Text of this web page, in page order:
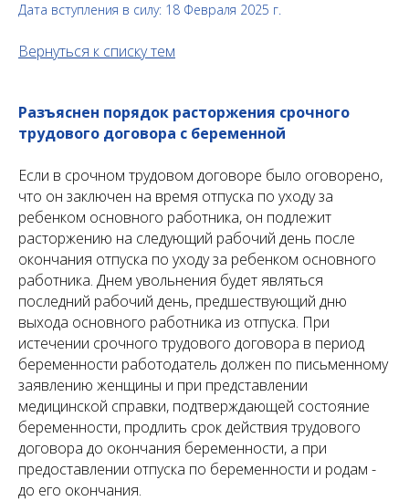
Дата вступления в силу: 18 Февраля 2025 г.
Вернуться к списку тем
Разъяснен порядок расторжения срочного
трудового договора с беременной
Если в срочном трудовом договоре было оговорено,
что он заключен на время отпуска по уходу за
ребенком основного работника, он подлежит
расторжению на следующий рабочий день после
окончания отпуска по уходу за ребенком основного
работника. Днем увольнения будет являться
последний рабочий день, предшествующий дню
выхода основного работника из отпуска. При
истечении срочного трудового договора в период
беременности работодатель должен по письменному
заявлению женщины и при представлении
медицинской справки, подтверждающей состояние
беременности, продлить срок действия трудового
договора до окончания беременности, а при
предоставлении отпуска по беременности и родам -
до его окончания.